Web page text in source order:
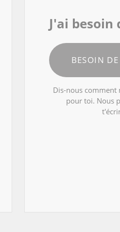
J'ai besoin
BESOIN
Dis-nous
pour toi. Nous